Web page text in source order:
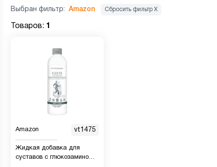
Выбран фильтр: Amazon Сбросить фильтр Х
Товаров: 1
Amazon vt1475
Жидкая добавка для
суставов с глюкозамином